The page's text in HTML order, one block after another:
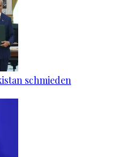
schmieden